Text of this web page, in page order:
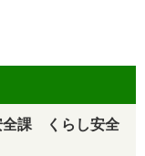
課 くらし安全